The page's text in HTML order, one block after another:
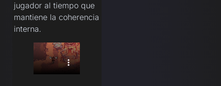
jugador al tiempo que
mantiene la coherencia
interna.